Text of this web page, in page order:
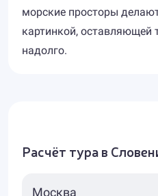
морские просторы
картинкой, оставляющей
надолго.
Расчёт тура в